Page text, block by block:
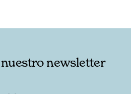
newsletter